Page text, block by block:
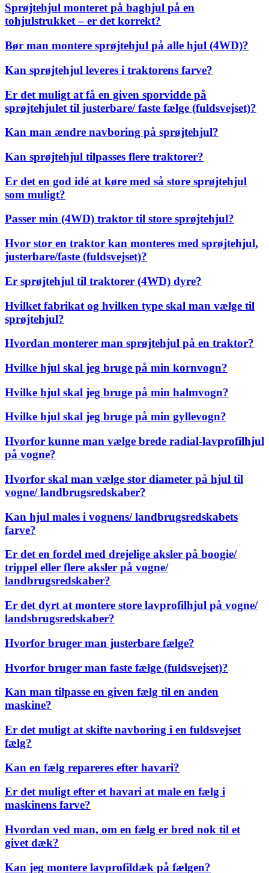
Sprøjtehjul monteret på baghjul på en
tohjulstrukket – er det korrekt?
Bør man montere sprøjtehjul på alle hjul (4WD)?
Kan sprøjtehjul leveres i traktorens farve?
Er det muligt at få en given sporvidde på
sprøjtehjulet til justerbare/ faste fælge (fuldsvejset)?
Kan man ændre navboring på sprøjtehjul?
Kan sprøjtehjul tilpasses flere traktorer?
Er det en god idé at køre med så store sprøjtehjul
som muligt?
Passer min (4WD) traktor til store sprøjtehjul?
Hvor stor en traktor kan monteres med sprøjtehjul,
justerbare/faste (fuldsvejset)?
Er sprøjtehjul til traktorer (4WD) dyre?
Hvilket fabrikat og hvilken type skal man vælge til
sprøjtehjul?
Hvordan monterer man sprøjtehjul på en traktor?
Hvilke hjul skal jeg bruge på min kornvogn?
Hvilke hjul skal jeg bruge på min halmvogn?
Hvilke hjul skal jeg bruge på min gyllevogn?
Hvorfor kunne man vælge brede radial-lavprofilhjul
på vogne?
Hvorfor skal man vælge stor diameter på hjul til
vogne/ landbrugsredskaber?
Kan hjul males i vognens/ landbrugsredskabets
farve?
Er det en fordel med drejelige aksler på boogie/
trippel eller flere aksler på vogne/
landbrugsredskaber?
Er det dyrt at montere store lavprofilhjul på vogne/
landsbrugsredskaber?
Hvorfor bruger man justerbare fælge?
Hvorfor bruger man faste fælge (fuldsvejset)?
Kan man tilpasse en given fælg til en anden
maskine?
Er det muligt at skifte navboring i en fuldsvejset
fælg?
Kan en fælg repareres efter havari?
Er det muligt efter et havari at male en fælg i
maskinens farve?
Hvordan ved man, om en fælg er bred nok til et
givet dæk?
Kan jeg montere lavprofildæk på fælgen?